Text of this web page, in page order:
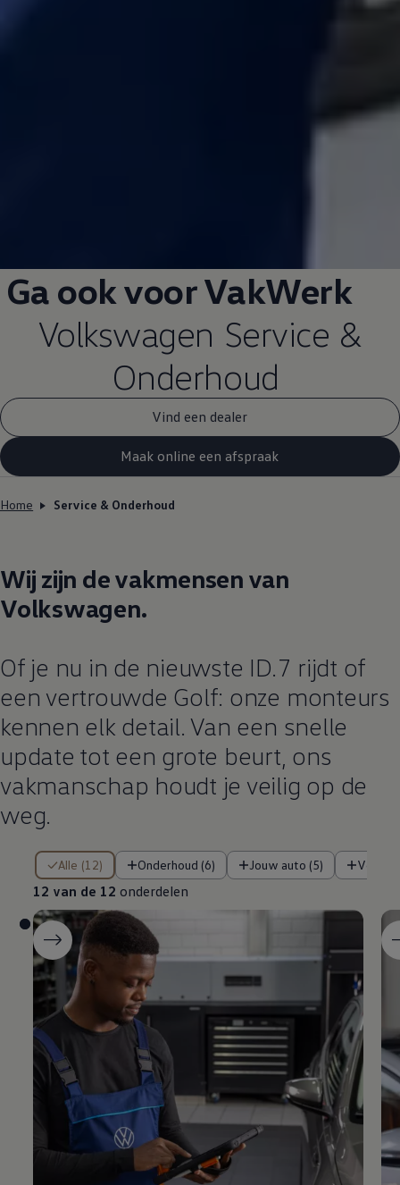
Ga ook voor VakWerk
Volkswagen Service &
Onderhoud
Vind een dealer
Maak online een afspraak
Home Service & Onderhoud
Wij zijn de vakmensen van
Volkswagen.
Of je nu in de nieuwste ID.7 rijdt of
een vertrouwde Golf: onze monteurs
kennen elk detail. Van een snelle
update tot een grote beurt, ons
vakmanschap houdt je veilig op de
weg.
Alle (12) Onderhoud (6) Jouw auto (5)
12 van de 12 onderdelen
12 van de 12 onderdelen